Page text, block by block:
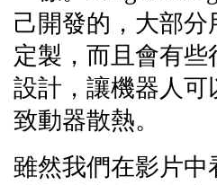
己開發的，大部
定製，而且會有
設計，讓機器人
致動器散熱。
雖然我們在影片中